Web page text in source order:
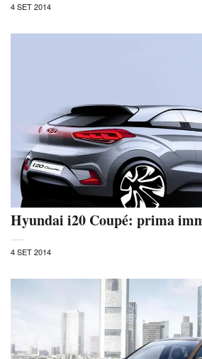
4 SET 2014
Hyundai i20 Coupé: prima
4 SET 2014